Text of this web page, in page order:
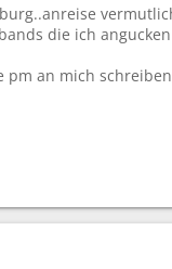
die ich
an mich